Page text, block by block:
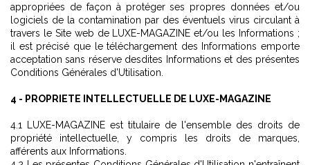
appropriées de façon à protéger ses propres données et/ou
logiciels de la contamination par des éventuels virus circulant à
travers le Site web de LUXE-MAGAZINE et/ou les Informations ;
il est précisé que le téléchargement des Informations emporte
acceptation sans réserve desdites Informations et des présentes
Conditions Générales d'Utilisation.
4 - PROPRIETE INTELLECTUELLE DE LUXE-MAGAZINE
4.1 LUXE-MAGAZINE est titulaire de l'ensemble des droits de
propriété intellectuelle, y compris les droits de marques,
afférents aux Informations.